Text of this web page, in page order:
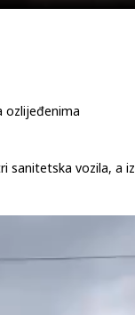
ozlijeđenima
sanitetska vozila, a iz